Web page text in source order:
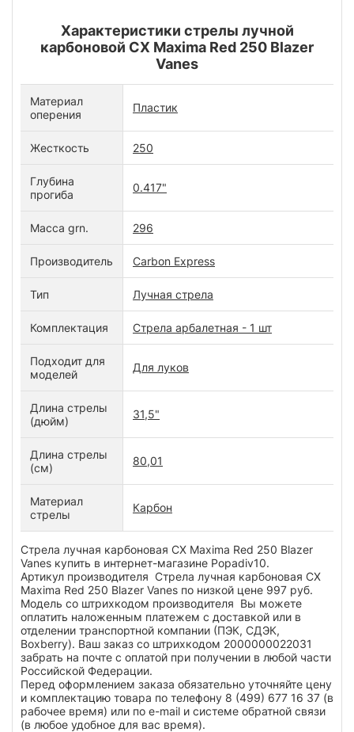
Характеристики стрелы лучной
карбоновой CX Maxima Red 250 Blazer
Vanes
Материал
оперения
Пластик
Жесткость 250
Глубина
прогиба
0.417"
Масса grn. 296
Производитель Carbon Express
Тип Лучная стрела
Комплектация Стрела арбалетная - 1 шт
Подходит для
моделей
Для луков
Длина стрелы
(дюйм)
31,5"
Длина стрелы
(см)
80,01
Материал
стрелы
Карбон
Стрела лучная карбоновая CX Maxima Red 250 Blazer
Vanes купить в интернет-магазине Popadiv10.
Артикул производителя Стрела лучная карбоновая CX
Maxima Red 250 Blazer Vanes по низкой цене 997 руб.
Модель со штрихкодом производителя Вы можете
оплатить наложенным платежем с доставкой или в
отделении транспортной компании (ПЭК, СДЭК,
Boxberry). Ваш заказ со штрихкодом 2000000022031
забрать на почте с оплатой при получении в любой части
Российской Федерации.
Перед оформлением заказа обязательно уточняйте цену
и комплектацию товара по телефону 8 (499) 677 16 37 (в
рабочее время) или по e-mail и системе обратной связи
(в любое удобное для вас время).